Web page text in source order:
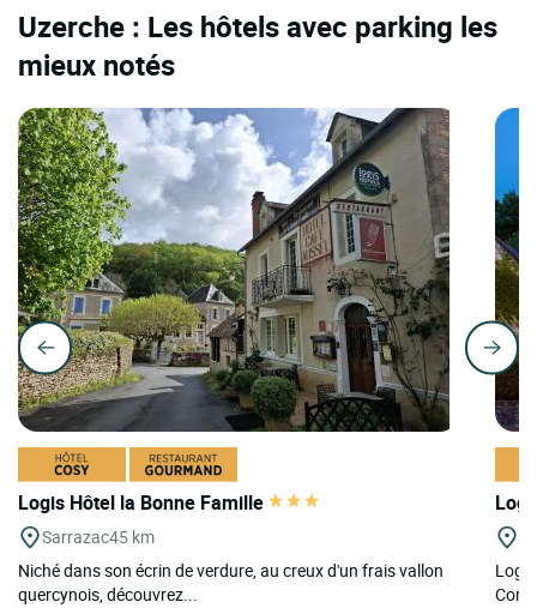
Uzerche : Les hôtels avec parking les
mieux notés
Logis Hôtel la Bonne Famille
Sarrazac45 km
Niché dans son écrin de verdure, au creux d'un frais vallon
quercynois, découvrez...